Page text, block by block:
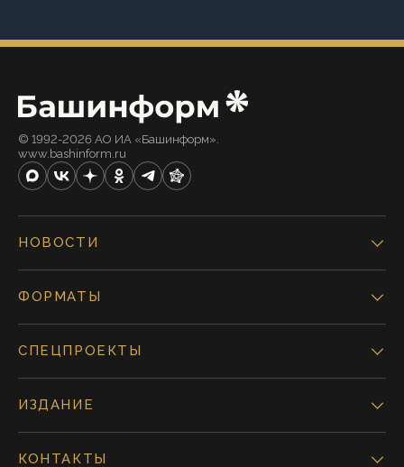
© 1992-2026 АО ИА «Башинформ».
www.bashinform.ru
НОВОСТИ
ФОРМАТЫ
СПЕЦПРОЕКТЫ
ИЗДАНИЕ
КОНТАКТЫ